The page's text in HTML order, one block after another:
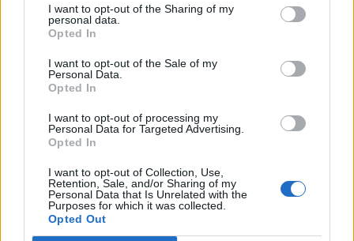
I want to opt-out of the Sharing of my
personal data.
Opted In
I want to opt-out of the Sale of my
Personal Data.
Opted In
I want to opt-out of processing my
Personal Data for Targeted Advertising.
Opted In
I want to opt-out of Collection, Use,
Retention, Sale, and/or Sharing of my
Personal Data that Is Unrelated with the
Purposes for which it was collected.
Opted Out
www.presse.no
eksterne nettsider som det lenkes til.
Det er ikke tillatt å kopiere fra siden eller
legge ut skjermdump av artikler.
Avisa er medlem i Landslaget for
lokalaviser (LLA)
Ansvarlig redaktør og daglig leder: